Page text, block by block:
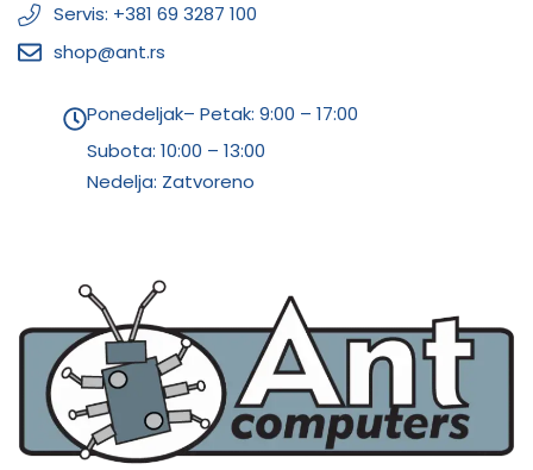
Servis: +381 69 3287 100
shop@ant.rs
Ponedeljak– Petak: 9:00 – 17:00
Subota: 10:00 – 13:00
Nedelja: Zatvoreno